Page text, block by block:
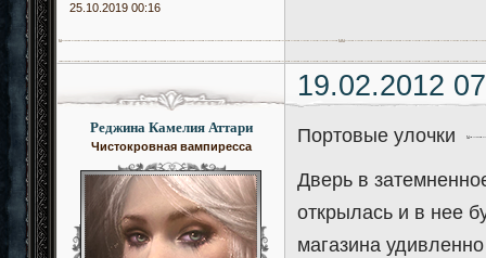
25.10.2019 00:16
19.02.2012
Реджина Камелия Аттари
Чистокровная вампиресса
Портовые улочки
Дверь в
открылась и в нее
магазина